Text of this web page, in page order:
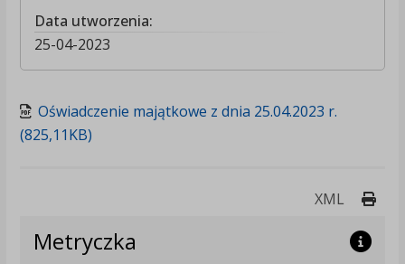
Data utworzenia:
25-04-2023
Oświadczenie majątkowe z dnia 25.04.2023 r.
(825,11KB)
XML
Metryczka